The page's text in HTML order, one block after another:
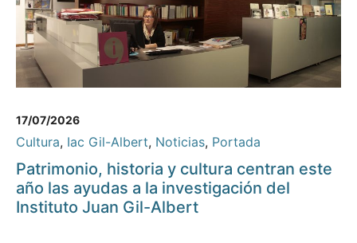
17/07/2026
Cultura, Iac Gil-Albert, Noticias, Portada
Patrimonio, historia y cultura centran este
año las ayudas a la investigación del
Instituto Juan Gil-Albert